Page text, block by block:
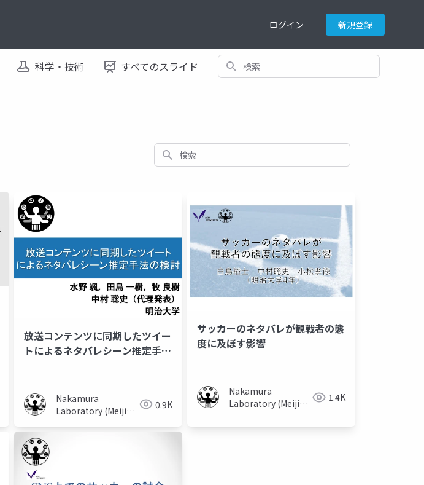
ログイン 新規登録
科学・技術 すべてのスライド 検索
検索
chatgpt youtube
放送コンテンツに同期したツイー
トによるネタバレシーン推定手法
Nakamura
Laboratory (Meiji
0.9K
サッカーのネタバレが観戦者の態
度に及ぼす影響
Nakamura
Laboratory (Meiji
1.4K